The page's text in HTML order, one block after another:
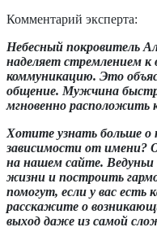
Комментарий эксперта:
Небесный покровитель
наделяет стремлением к
коммуникацию. Это
общение. Мужчина
мгновенно расположить
Хотите узнать больше о
зависимости от имени?
на нашем сайте.
жизни и построить
помогут, если у вас
расскажите о
выход даже из самой